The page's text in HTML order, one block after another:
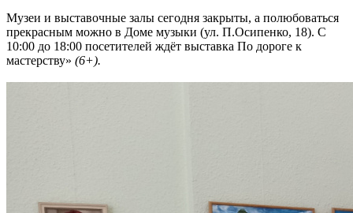
Музеи и выставочные залы сегодня закрыты, а полюбоваться
прекрасным можно в Доме музыки (ул. П.Осипенко, 18). С
10:00 до 18:00 посетителей ждёт выставка По дороге к
мастерству» (6+).